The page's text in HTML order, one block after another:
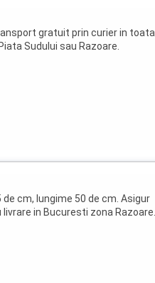
gratuit prin curier in toata
Sudului sau Razoare.
cm, lungime 50 de cm. Asigur
in Bucuresti zona Razoare.